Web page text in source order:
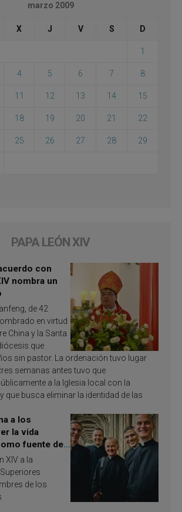
marzo 2009
X J V S D
1
4 5 6 7 8
11 12 13 14 15
18 19 20 21 22
25 26 27 28 29
PAPA LEÓN XIV
con
nombra un
de 42
en virtud
China y la Santa
que
sin pastor. La ordenación tuvo lugar
semanas antes tuvo que
a la Iglesia local con la
que busca eliminar la identidad de las
a los
la vida
fuente de
XIV a la
de los